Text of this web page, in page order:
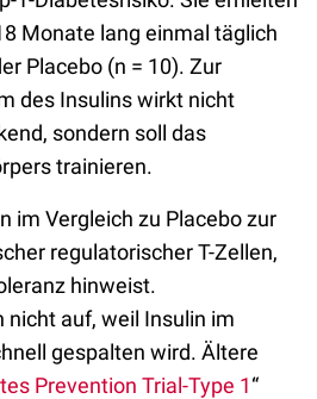
Monate lang einmal täglich
Placebo (n = 10). Zur
des Insulins wirkt nicht
sondern soll das
trainieren.
im Vergleich zu Placebo zur
regulatorischer T-Zellen,
hinweist.
auf, weil Insulin im
gespalten wird. Ältere
Prevention Trial-Type 1“